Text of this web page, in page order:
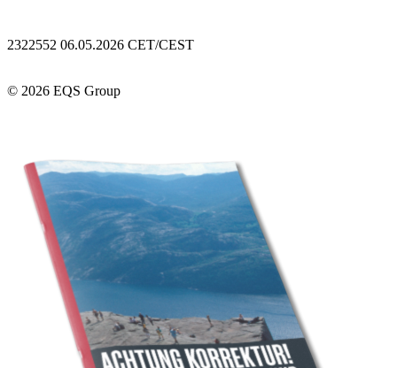
2322552 06.05.2026 CET/CEST
© 2026 EQS Group